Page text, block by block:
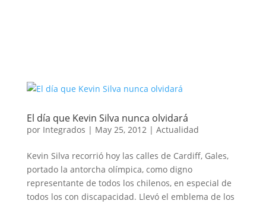
El día que Kevin Silva nunca olvidará
por Integrados | May 25, 2012| Actualidad
Kevin Silva recorrió hoy las calles de Cardiff, Gales,
portado la antorcha olímpica, como digno
representante de todos los chilenos, en especial de
todos los con discapacidad. Llevó el emblema de los